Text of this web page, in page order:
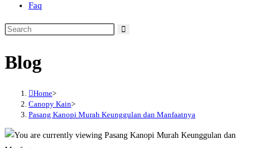
Faq
Search
website
Blog
Home>
Canopy Kain>
Pasang Kanopi Murah Keunggulan dan Manfaatnya